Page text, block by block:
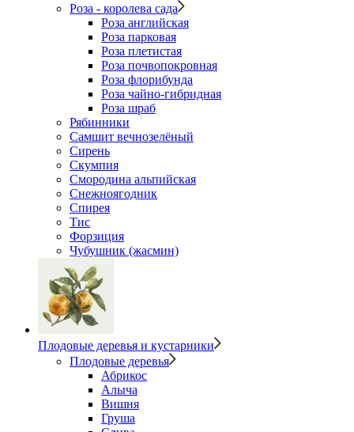
Роза - королева сада
Роза английская
Роза парковая
Роза плетистая
Роза почвопокровная
Роза флорибунда
Роза чайно-гибридная
Роза шраб
Рябинники
Самшит вечнозелёный
Сирень
Скумпия
Смородина альпийская
Снежноягодник
Спирея
Тис
Форзиция
Чубушник (жасмин)
Плодовые деревья и кустарники
Плодовые деревья
Абрикос
Алыча
Вишня
Груша